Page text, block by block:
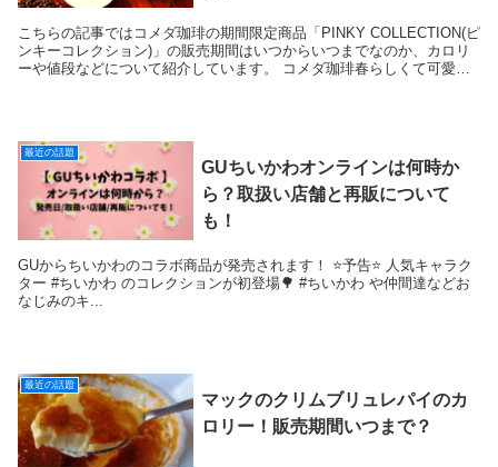
こちらの記事ではコメダ珈琲の期間限定商品「PINKY COLLECTION(ピ
ンキーコレクション)」の販売期間はいつからいつまでなのか、カロリ
ーや値段などについて紹介しています。 コメダ珈琲春らしくて可愛い
最近の話題
GUちいかわオンラインは何時か
ら？取扱い店舗と再販について
も！
GUからちいかわのコラボ商品が発売されます！ ⭐️予告⭐️ 人気キャラク
ター #ちいかわ のコレクションが初登場🌳 #ちいかわ や仲間達などお
なじみのキ...
最近の話題
マックのクリムブリュレパイのカ
ロリー！販売期間いつまで？